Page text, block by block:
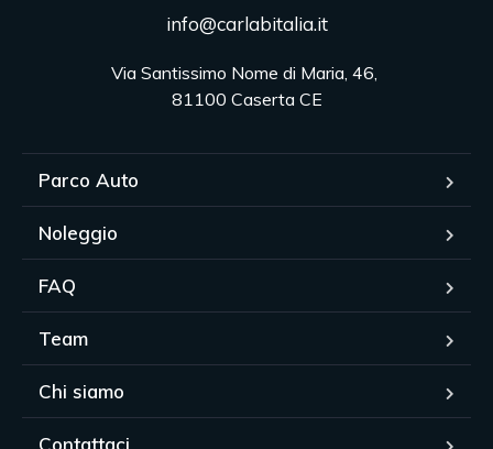
info@carlabitalia.it
Via Santissimo Nome di Maria, 46,
81100 Caserta CE
Parco Auto
Noleggio
FAQ
Team
Chi siamo
Contattaci